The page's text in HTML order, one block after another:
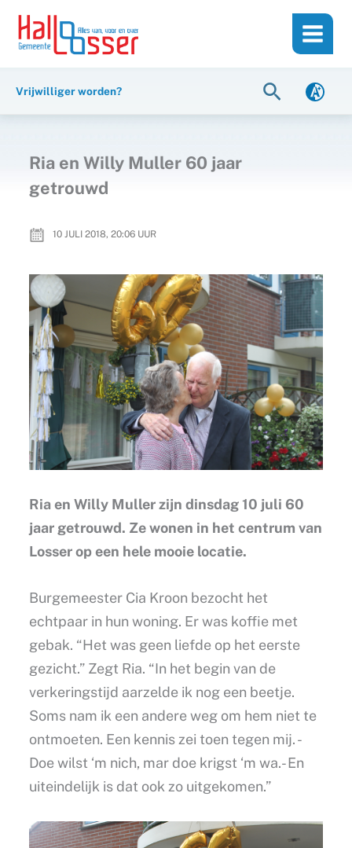
inhoud
naar
Vrijwilliger worden? Zoeken
Ria en Willy Muller 60 jaar
getrouwd
10 JULI 2018, 20:06UUR
Ria en Willy Muller zijn dinsdag 10 juli 60
jaar getrouwd. Ze wonen in het centrum van
Losser op een hele mooie locatie.
Burgemeester Cia Kroon bezocht het
echtpaar in hun woning. Er was koffie met
gebak. “Het was geen liefde op het eerste
gezicht.” Zegt Ria. “In het begin van de
verkeringstijd aarzelde ik nog een beetje.
Soms nam ik een andere weg om hem niet te
ontmoeten. Een kennis zei toen tegen mij. -
Doe wilst ‘m nich, mar doe krigst ‘m wa.- En
uiteindelijk is dat ook zo uitgekomen.”